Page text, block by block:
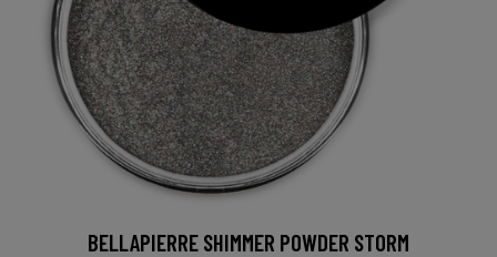
BELLAPIERRE SHIMMER POWDER STORM